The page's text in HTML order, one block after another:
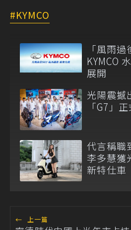
KYMCO
「風雨過
KYMCO
展開
光陽震撼
「G7」
代言稱職
李多慧獲
新特仕車
← 上一篇